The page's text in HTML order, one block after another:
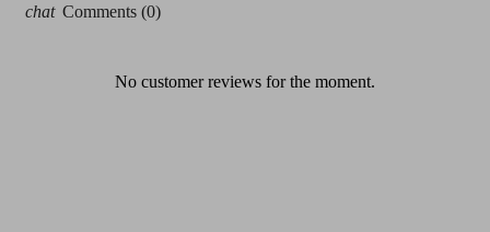
chat Comments (0)
No customer reviews for the moment.